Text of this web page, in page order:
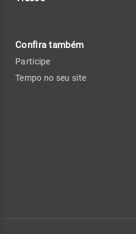
Confira também
Participe
Tempo no seu site